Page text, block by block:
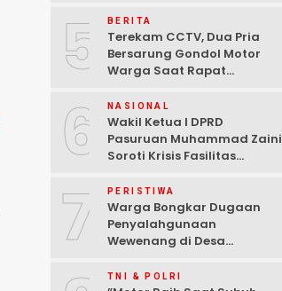
5 BERITA
Terekam CCTV, Dua Pria
Bersarung Gondol Motor
Warga Saat Rapat
6 NASIONAL
Wakil Ketua I DPRD
Pasuruan Muhammad Zaini
Soroti Krisis Fasilitas
Anggaran
7 PERISTIWA
Warga Bongkar Dugaan
Penyalahgunaan
Wewenang di Desa
Mencuat
TNI & POLRI